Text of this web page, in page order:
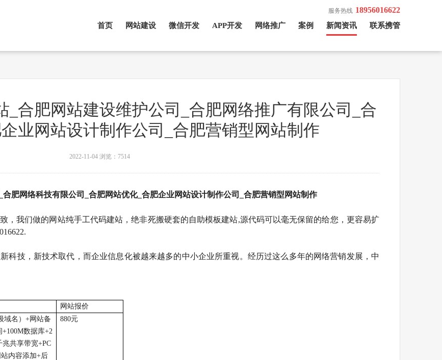
首页 网站建设 微信开发 APP开发 网络推广 案例 新闻资讯 联系携管
服务热线 18956016622
_合肥网站建设维护公司_合肥网络推广有限公司_合
业网站设计制作公司_合肥营销型网站制作
2022-11-04 浏览：7514
肥网络科技有限公司_合肥网站优化_合肥企业网站设计制作公司_合肥营销型网站制作
，我们做的网站纯手工代码建站，绝非死搬硬套的自助模板建站,源代码可以毫无保留的给您，更容易扩
科技，新技术取代，而企业信息化被越来越多的中小企业所重视。经历过这么多年的网络营销发展，中
网站报价
域名） +网站备
+100M数据库+2
兆共享带宽+PC
站内容添加+后
880元